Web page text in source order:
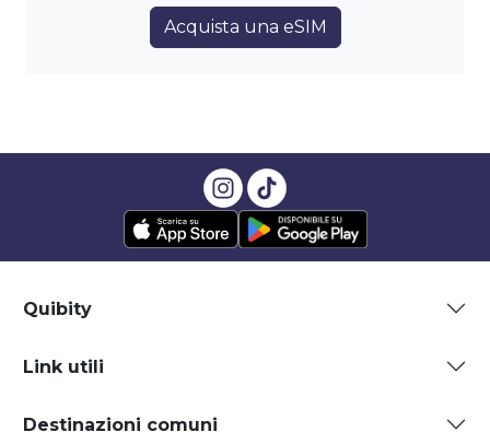
Acquista una eSIM
Quibity
Link utili
Destinazioni comuni